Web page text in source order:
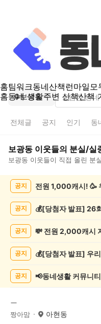
홈팀워크동네산책런마일모
홈동네 생활주변 산책산책
보광동
전체글 공지 인기 동
보광동 이웃들의 분실/실
보광동 이웃들이 직접 올린 분
록
공지 전원 1,000캐시! 🥳
공지
공지
공지
공지 📢동네생활 커뮤니
ㅡ
짱아맘 아현동